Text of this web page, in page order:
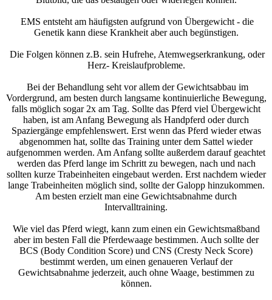
EMS entsteht am häufigsten aufgrund von Übergewicht - die
Genetik kann diese Krankheit aber auch begünstigen.
Die Folgen können z.B. sein Hufrehe, Atemwegserkrankung, oder
Herz- Kreislaufprobleme.
Bei der Behandlung seht vor allem der Gewichtsabbau im
Vordergrund, am besten durch langsame kontinuierliche Bewegung,
falls möglich sogar 2x am Tag. Sollte das Pferd viel Übergewicht
haben, ist am Anfang Bewegung als Handpferd oder durch
Spaziergänge empfehlenswert. Erst wenn das Pferd wieder etwas
abgenommen hat, sollte das Training unter dem Sattel wieder
aufgenommen werden. Am Anfang sollte außerdem darauf geachtet
werden das Pferd lange im Schritt zu bewegen, nach und nach
sollten kurze Trabeinheiten eingebaut werden. Erst nachdem wieder
lange Trabeinheiten möglich sind, sollte der Galopp hinzukommen.
Am besten erzielt man eine Gewichtsabnahme durch
Intervalltraining.
Wie viel das Pferd wiegt, kann zum einen ein Gewichtsmaßband
aber im besten Fall die Pferdewaage bestimmen. Auch sollte der
BCS (Body Condition Score) und CNS (Cresty Neck Score)
bestimmt werden, um einen genaueren Verlauf der
Gewichtsabnahme jederzeit, auch ohne Waage, bestimmen zu
können.